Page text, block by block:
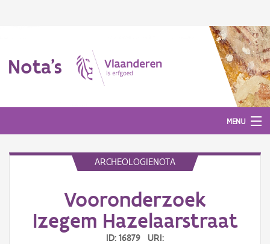
Nota's
MENU
ARCHEOLOGIENOTA
Vooronderzoek
Izegem Hazelaarstraat
ID: 16879 URI: